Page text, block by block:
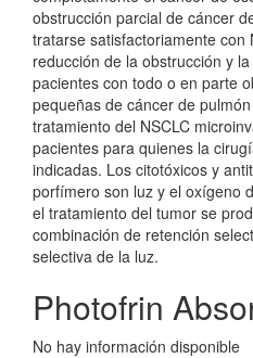
obstrucción parcial de cáncer
tratarse satisfactoriamente con
reducción de la obstrucción y
pacientes con todo o en parte
pequeñas de cáncer de
tratamiento del NSCLC
pacientes para quienes la
indicadas. Los citotóxicos y
porfímero son luz y el oxígeno
el tratamiento del tumor se
combinación de retención
selectiva de la luz.
Photofrin
No hay información disponible